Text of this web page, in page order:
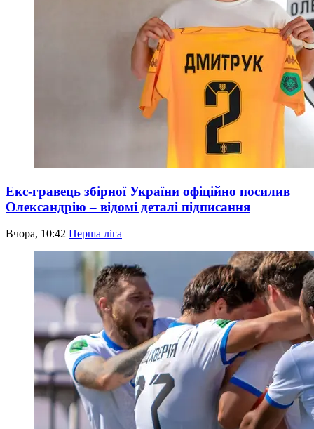
Екс-гравець збірної України офіційно посилив
Олександрію – відомі деталі підписання
Вчора, 10:42 Перша ліга